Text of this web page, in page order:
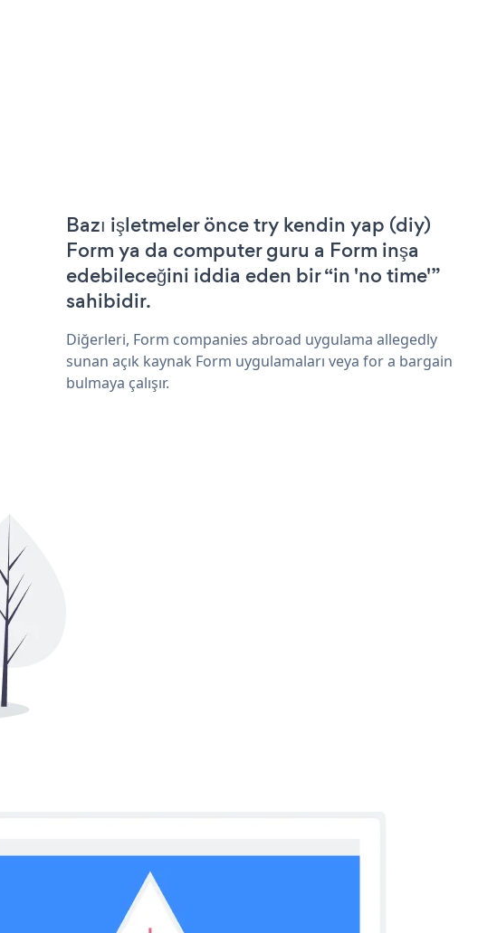
Bazı işletmeler önce try kendin yap (diy)
Form ya da computer guru a Form inşa
edebileceğini iddia eden bir “in 'no time'”
sahibidir.
Diğerleri, Form companies abroad uygulama allegedly
sunan açık kaynak Form uygulamaları veya for a bargain
bulmaya çalışır.